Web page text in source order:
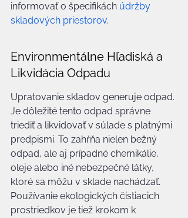
informovať o špecifikách údržby
skladových priestorov.
Environmentálne Hľadiská a
Likvidácia Odpadu
Upratovanie skladov generuje odpad.
Je dôležité tento odpad správne
triediť a likvidovať v súlade s platnými
predpismi. To zahŕňa nielen bežný
odpad, ale aj prípadné chemikálie,
oleje alebo iné nebezpečné látky,
ktoré sa môžu v sklade nachádzať.
Používanie ekologických čistiacich
prostriedkov je tiež krokom k